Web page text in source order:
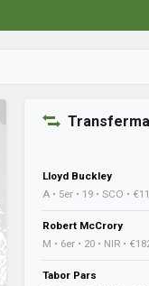
Lloyd Buckley
A • 5er • 19 • SCO •
Robert McCrory
M • 6er • 20 • NIR •
Tabor Pars